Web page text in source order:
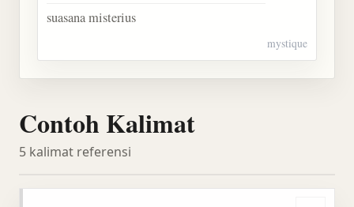
suasana misterius
mystique
Contoh Kalimat
5 kalimat referensi